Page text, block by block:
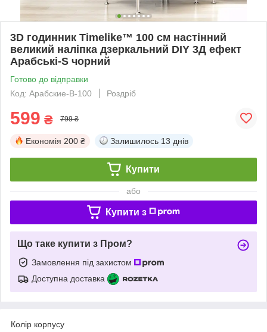
3D годинник Timelike™ 100 см настінний
великий наліпка дзеркальний DIY 3Д ефект
Арабські-S чорний
Готово до відправки
Код: Арабские-B-100
Роздріб
599 ₴ 799 ₴
Економія 200 ₴ Залишилось 13 днів
Купити
або
Купити з
Що таке купити з Пром?
Замовлення під захистом
Доступна доставка
Колір корпусу